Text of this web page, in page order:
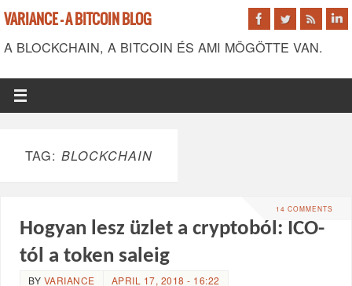
VARIANCE - A BITCOIN BLOG
A BLOCKCHAIN, A BITCOIN ÉS AMI MÖGÖTTE VAN.
TAG: BLOCKCHAIN
14 COMMENTS
Hogyan lesz üzlet a cryptoból: ICO-
tól a token saleig
BY VARIANCE
APRIL 17, 2018 - 16:22